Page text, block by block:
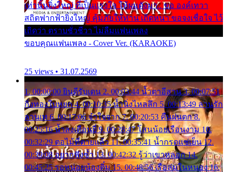
เท่านั้นยิ่งใหญ่ ที่เป็นแรงใจ ให้ผมดังมา.. ขอ องค์เทวา
สถิตฟากฟ้ายิ่งใหญ่ คุ้มภัยให้ท่าน เถิดหนา ขอจงเชื่อใจ ไว้
เถิดว่า ตราบชั่วชีวา ไม่ลืมแฟนเพลง
ขอบคุณแฟนเพลง - Cover Ver. (KARAOKE)
25 views • 31.07.2569
1. 00:00:00 ยินดีรับเดน 2. 00:03:44 น้ำตาอีสาน 3. 00:07:51
กิ่งทองใบหยก 4. 00:10:35 น้ำนิ่งไหลลึก 5. 00:13:49 ลานรัก
ลานเท 6. 00:17:06 จำใจจาก 7. 00:20:53 คืนฝนตก 8.
00:25:16 น้ำลงเดือนยี่ 9. 00:28:47 โสนน้อยเรือนงาม 10.
00:32:29 ตอไม้ที่ตายแล้ว 11. 00:35:41 น้ำกรดแช่เย็น 12.
00:39:08 อยากฟังซ้ำ 13. 00:42:32 รู้ว่าเขาหลอก 14.
00:45:25 รอหน่อยน้องติ๋ม 15. 00:48:56 เรือล่มในหนอง 16.